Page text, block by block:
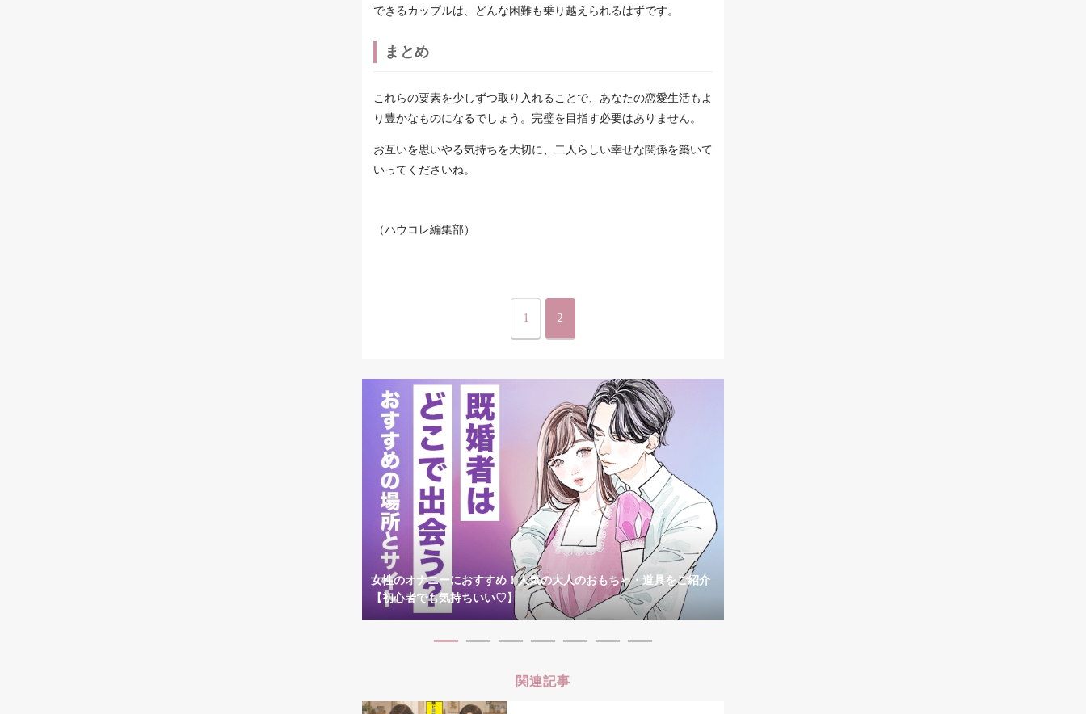
できるカップルは、どんな困難も乗り越えられるはずです。
まとめ
これらの要素を少しずつ取り入れることで、あなたの恋愛生活もよ
り豊かなものになるでしょう。完璧を目指す必要はありません。
お互いを思いやる気持ちを大切に、二人らしい幸せな関係を築いて
いってくださいね。
（ハウコレ編集部）
1 2
女性のオナニーにおすすめ！人気の大人のおもちゃ・道具をご紹介
【初心者でも気持ちいい♡】
関連記事